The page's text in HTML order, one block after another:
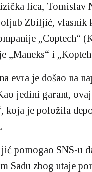
lica, Tomislav
Zbiljić, vlasnik
„Coptech“
„Maneks“ i
evra je došao na
jedini garant,
koja je položila
pomogao SNS-u
Sadu zbog utaje